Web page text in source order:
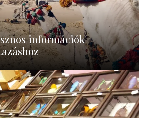
információk